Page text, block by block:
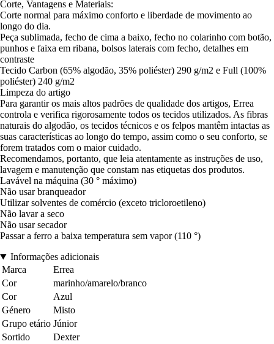
Corte, Vantagens e Materiais:
Corte normal para máximo conforto e liberdade de movimento ao
longo do dia.
Peça sublimada, fecho de cima a baixo, fecho no colarinho com botão,
punhos e faixa em ribana, bolsos laterais com fecho, detalhes em
contraste
Tecido Carbon (65% algodão, 35% poliéster) 290 g/m2 e Full (100%
poliéster) 240 g/m2
Limpeza do artigo
Para garantir os mais altos padrões de qualidade dos artigos, Errea
controla e verifica rigorosamente todos os tecidos utilizados. As fibras
naturais do algodão, os tecidos técnicos e os felpos mantêm intactas as
suas características ao longo do tempo, assim como o seu conforto, se
forem tratados com o maior cuidado.
Recomendamos, portanto, que leia atentamente as instruções de uso,
lavagem e manutenção que constam nas etiquetas dos produtos.
Lavável na máquina (30 ° máximo)
Não usar branqueador
Utilizar solventes de comércio (exceto tricloroetileno)
Não lavar a seco
Não usar secador
Passar a ferro a baixa temperatura sem vapor (110 °)
Informações adicionais
Marca
Errea
Cor
marinho/amarelo/branco
Cor
Azul
Género
Misto
Grupo etário Júnior
Sortido
Dexter